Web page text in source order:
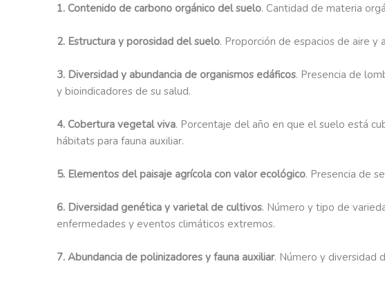
1. Contenido de carbono orgánico del suelo. Cantidad de materia
2. Estructura y porosidad del suelo. Proporción de espacios de aire y
3. Diversidad y abundancia de organismos edáficos. Presencia de
y bioindicadores de su salud.
4. Cobertura vegetal viva. Porcentaje del año en que el suelo está
hábitats para fauna auxiliar.
5. Elementos del paisaje agrícola con valor ecológico. Presencia de
6. Diversidad genética y varietal de cultivos. Número y tipo de
enfermedades y eventos climáticos extremos.
7. Abundancia de polinizadores y fauna auxiliar. Número y diversidad